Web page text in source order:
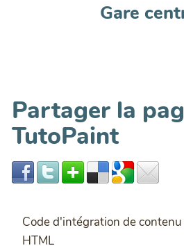
Gare
Partager la
TutoPaint
Code d'intégration de
HTML